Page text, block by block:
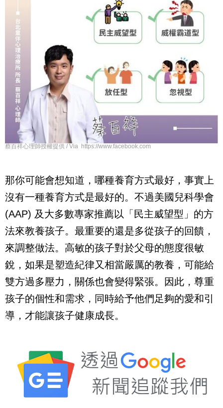
蔡百祥心理師授權提供 / Via https://www.facebook.com
那你可能會想知道，哪種養育方式最好，事實上
沒有一種養育方式是最好的。不過美國兒科學會
(AAP) 及大多數專家推薦以「民主威望型」的方
法來教養孩子。最重要的還是多從孩子的回饋，
來調整做法。高敏的孩子對於父母的態度很敏
銳，如果是塑造紀律又相當嚴厲的教養，可能給
雙方過多壓力，關係也會變得緊張。因此，尊重
孩子的個性和需求，同時給予他們足夠的愛和引
導，才能讓孩子健康成長。